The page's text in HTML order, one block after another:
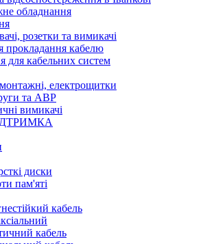
обладнання
розетки та вимикачі
прокладання кабелю
для кабельних систем
електрощитки
та АВР
вимикачі
диски
пам'яті
кабель
кабель